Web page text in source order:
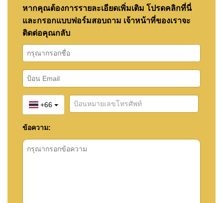
หากคุณต้องการรายละเอียดเพิ่มเติม โปรดคลิกที่นี่
และกรอกแบบฟอร์มสอบถาม เจ้าหน้าที่ของเราจะ
ติดต่อคุณกลับ
+66
ข้อความ: